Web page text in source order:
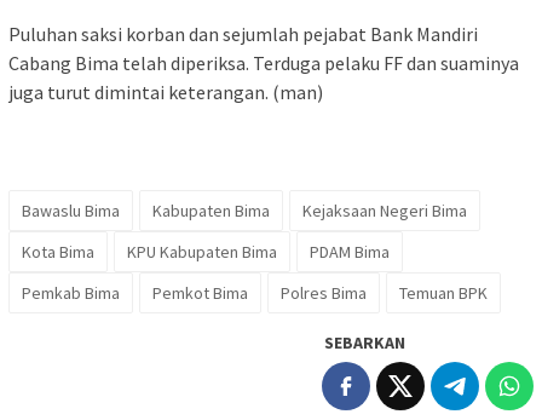
Puluhan saksi korban dan sejumlah pejabat Bank Mandiri
Cabang Bima telah diperiksa. Terduga pelaku FF dan suaminya
juga turut dimintai keterangan. (man)
Bawaslu Bima Kabupaten Bima
Kejaksaan Negeri Bima
Kota Bima
KPU Kabupaten Bima
PDAM Bima
Pemkab Bima
Pemkot Bima Polres Bima Temuan BPK
SEBARKAN